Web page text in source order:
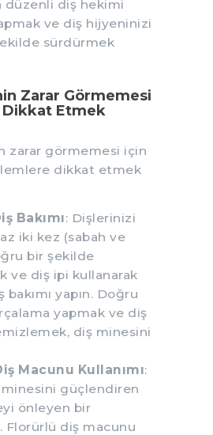
düzenli diş hekimi
ve diş hijyeninizi
sürdürmek
Zarar Görmemesi
Dikkat Etmek
zarar görmemesi için
dikkat etmek
Bakımı: Dişlerinizi
iki kez (sabah ve
bir şekilde
ve diş ipi kullanarak
yapın. Doğru
yapmak ve diş
diş minesini
Macunu Kullanımı:
minesini güçlendiren
önleyen bir
Florürlü diş macunu